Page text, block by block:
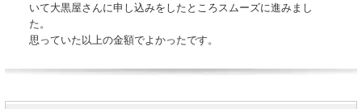
いて大黒屋さんに申し込みをしたところスムーズに進みまし
た。
思っていた以上の金額でよかったです。